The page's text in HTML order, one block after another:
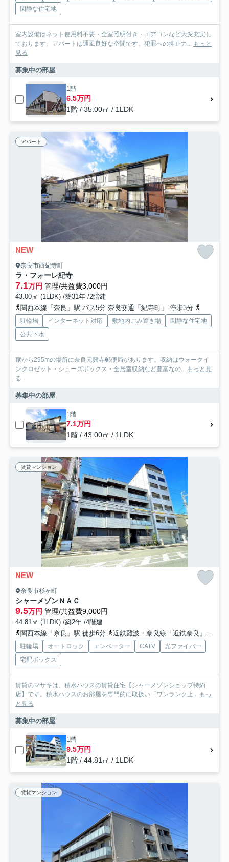
閑静な住宅地
室内設備はネット使用料不要・全室照明付き・エアコンなど大変充実し
ております。アパートは通風良好な空間です。犯罪への抑止力... もっと
見る
募集中の部屋
1階
6.5万円
1階 / 35.00㎡ / 1LDK
アパート
NEW
奈良市西紀寺町
ラ・フォーレ紀寺
7.1万円 管理/共益費3,000円
43.00㎡ (1LDK) /築31年 /2階建
関西本線「奈良」駅 バス5分 奈良交通「紀寺町」 停歩3分
駐輪場 インターネット対応 敷地内ごみ置き場
閑静な住宅地
公共下水
家から295mの場所に奈良元興寺郵便局があります。収納はウォークイ
ンクロゼット・シューズボックス・全居室収納など豊富なの... もっと見
る
募集中の部屋
1階
7.1万円
1階 / 43.00㎡ / 1LDK
賃貸マンション
NEW
奈良市杉ヶ町
シャーメゾンＮＡＣ
9.5万円 管理/共益費9,000円
44.81㎡ (1LDK) /築2年 /4階建
関西本線「奈良」駅 徒歩6分
近鉄難波・奈良線「近鉄奈良」駅 徒歩14分
駐輪場 オートロック エレベーター CATV
光ファイバー
宅配ボックス
賃貸のマサキは、積水ハウスの賃貸住宅【シャーメゾンショップ特約
店】です。積水ハウスのお部屋を専門的に取扱い「ワンランク上... もっ
と見る
募集中の部屋
1階
9.5万円
1階 / 44.81㎡ / 1LDK
賃貸マンション